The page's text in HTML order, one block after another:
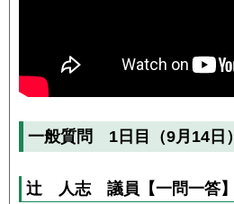
一般質問 1日目（9月14日）
辻 人志 議員 【一問一答】